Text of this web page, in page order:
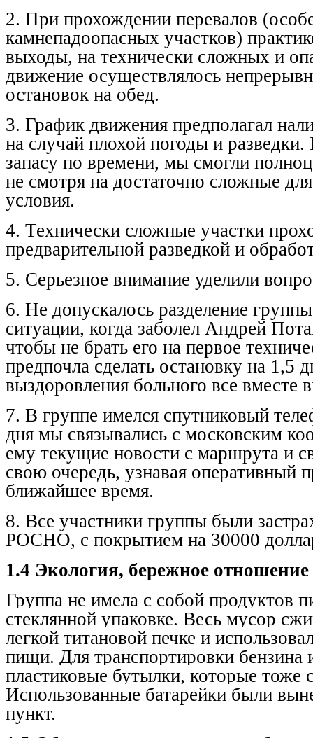
2. При прохождении перевалов
камнепадоопасных участков)
выходы, на технически сложных и
движение осуществлялось
остановок на обед.
3. График движения предполагал
на случай плохой погоды и разведки.
запасу по времени, мы смогли
не смотря на достаточно сложные
условия.
4. Технически сложные участки
предварительной разведкой и
5. Серьезное внимание уделили
6. Не допускалось разделение
ситуации, когда заболел Андрей
чтобы не брать его на первое
предпочла сделать остановку на 1,5
выздоровления больного все вместе
7. В группе имелся спутниковый
дня мы связывались с московским
ему текущие новости с маршрута и
свою очередь, узнавая оперативный
ближайшее время.
8. Все участники группы были
РОСНО, с покрытием на 30000
1.4 Экология, бережное
Группа не имела с собой продуктов
стеклянной упаковке. Весь мусор
легкой титановой печке и
пищи. Для транспортировки бензина
пластиковые бутылки, которые тоже
Использованные батарейки были
пункт.